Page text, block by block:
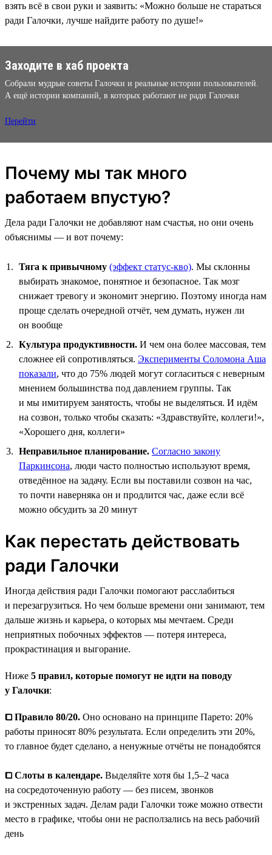
взять всё в свои руки и заявить: «Можно больше не стараться
ради Галочки, лучше найдите работу по душе!»
Заходите в хаб проекта
Собрали мудрые советы Галочки и реальные истории пользователей.
А ещё истории компаний, в которых работают не ради Галочки
Перейти
Почему мы так много
работаем впустую?
Дела ради Галочки не добавляют нам счастья, но они очень
объяснимы — и вот почему:
Тяга к привычному (эффект статус-кво). Мы склонны
выбирать знакомое, понятное и безопасное. Так мозг
снижает тревогу и экономит энергию. Поэтому иногда нам
проще сделать очередной отчёт, чем думать, нужен ли
он вообще
Культура продуктивности. И чем она более массовая, тем
сложнее ей сопротивляться. Эксперименты Соломона Аша
показали, что до 75% людей могут согласиться с неверным
мнением большинства под давлением группы. Так
и мы имитируем занятость, чтобы не выделяться. И идём
на созвон, только чтобы сказать: «Здравствуйте, коллеги!»,
«Хорошего дня, коллеги»
Неправильное планирование. Согласно закону
Паркинсона, люди часто полностью используют время,
отведённое на задачу. Если вы поставили созвон на час,
то почти наверняка он и продлится час, даже если всё
можно обсудить за 20 минут
Как перестать действовать
ради Галочки
Иногда действия ради Галочки помогают расслабиться
и перезагрузиться. Но чем больше времени они занимают, тем
дальше жизнь и карьера, о которых мы мечтаем. Среди
неприятных побочных эффектов — потеря интереса,
прокрастинация и выгорание.
Ниже 5 правил, которые помогут не идти на поводу
у Галочки:
⧠ Правило 80/20. Оно основано на принципе Парето: 20%
работы приносят 80% результата. Если определить эти 20%,
то главное будет сделано, а ненужные отчёты не понадобятся
⧠ Слоты в календаре. Выделяйте хотя бы 1,5–2 часа
на сосредоточенную работу — без писем, звонков
и экстренных задач. Делам ради Галочки тоже можно отвести
место в графике, чтобы они не расползались на весь рабочий
день